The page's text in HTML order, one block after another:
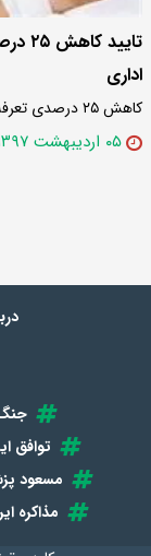
اداری
کاهش ۲۵ درصدی تعرفه خدمات بیهوشی در دیوان عدالت اداری تایید شد.
۰۵ اردیبهشت ۱۳۹۷
جنگ
توافق
مسعود
مذاکره